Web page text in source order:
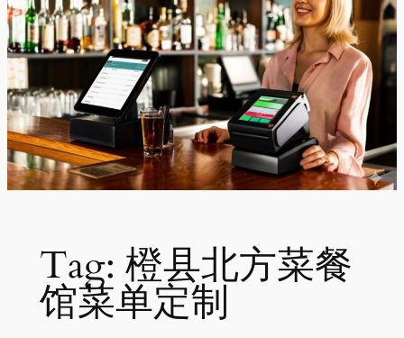
Tag: 橙县北方菜餐
馆菜单定制